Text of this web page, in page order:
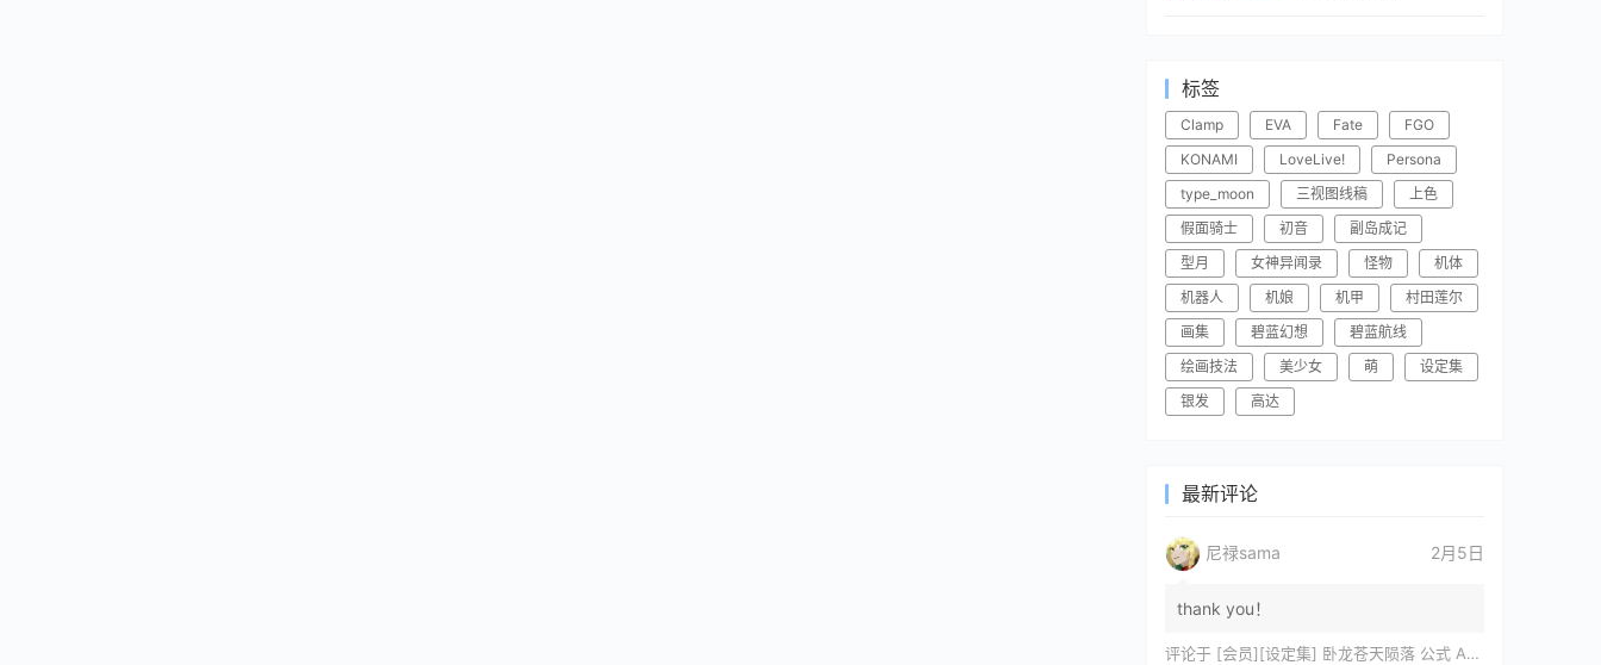
标签
Clamp EVA Fate
FGO
KONAMI
LoveLive!
Persona
type_moon
三视图线稿
上色
假面骑士
初音
副岛成记
型月
女神异闻录 怪物
机体
机器人
机娘 机甲
村田莲尔
画集
碧蓝幻想
碧蓝航线
绘画技法
美少女 萌
设定集
银发
高达
最新评论
尼禄sama 2月5日
thank you！
评论于 [会员][设定集] 卧龙苍天陨落 公式 ARTWORKS[DL]